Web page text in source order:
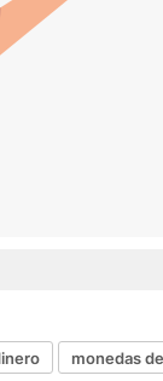
monedas